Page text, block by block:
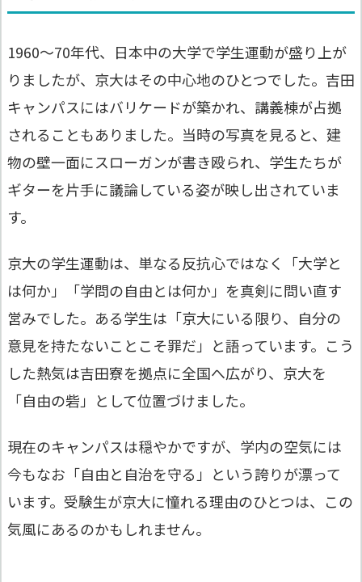
1960〜70年代、日本中の大学で学生運動が盛り上が
りましたが、京大はその中心地のひとつでした。吉田
キャンパスにはバリケードが築かれ、講義棟が占拠
されることもありました。当時の写真を見ると、建
物の壁一面にスローガンが書き殴られ、学生たちが
ギターを片手に議論している姿が映し出されていま
す。
京大の学生運動は、単なる反抗心ではなく「大学と
は何か」「学問の自由とは何か」を真剣に問い直す
営みでした。ある学生は「京大にいる限り、自分の
意見を持たないことこそ罪だ」と語っています。こう
した熱気は吉田寮を拠点に全国へ広がり、京大を
「自由の砦」として位置づけました。
現在のキャンパスは穏やかですが、学内の空気には
今もなお「自由と自治を守る」という誇りが漂って
います。受験生が京大に憧れる理由のひとつは、この
気風にあるのかもしれません。